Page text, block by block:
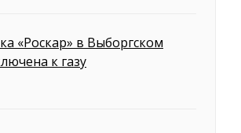
«Роскар» в Выборгском
к газу